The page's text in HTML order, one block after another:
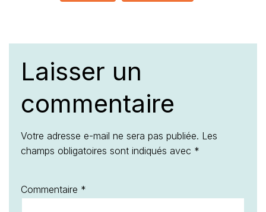
Laisser un
commentaire
Votre adresse e-mail ne sera pas publiée. Les
champs obligatoires sont indiqués avec *
Commentaire *